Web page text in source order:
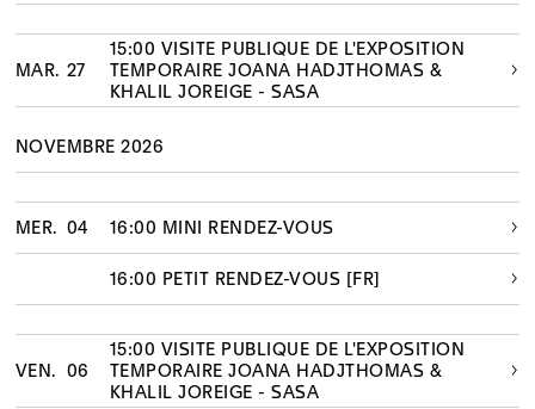
MAR. 27
15:00 VISITE PUBLIQUE DE L'EXPOSITION
TEMPORAIRE JOANA HADJTHOMAS &
KHALIL JOREIGE - SASA
NOVEMBRE 2026
MER. 04 16:00 MINI RENDEZ-VOUS
16:00 PETIT RENDEZ-VOUS [FR]
VEN. 06
15:00 VISITE PUBLIQUE DE L'EXPOSITION
TEMPORAIRE JOANA HADJTHOMAS &
KHALIL JOREIGE - SASA